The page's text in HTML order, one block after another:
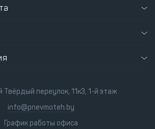
Твёрдый переулок, 11к3, 1-й этаж
info@pnevmoteh.by
График работы офиса